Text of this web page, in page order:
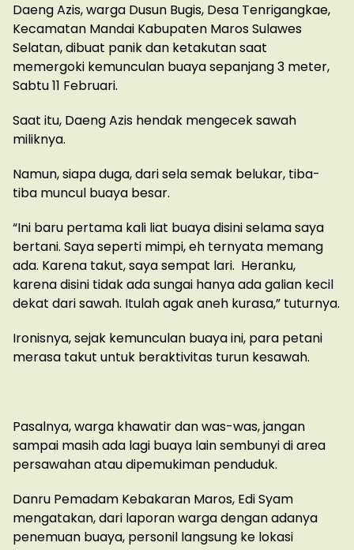
Daeng Azis, warga Dusun Bugis, Desa Tenrigangkae,
Kecamatan Mandai Kabupaten Maros Sulawes
Selatan, dibuat panik dan ketakutan saat
memergoki kemunculan buaya sepanjang 3 meter,
Sabtu 11 Februari.
Saat itu, Daeng Azis hendak mengecek sawah
miliknya.
Namun, siapa duga, dari sela semak belukar, tiba-
tiba muncul buaya besar.
“Ini baru pertama kali liat buaya disini selama saya
bertani. Saya seperti mimpi, eh ternyata memang
ada. Karena takut, saya sempat lari. Heranku,
karena disini tidak ada sungai hanya ada galian kecil
dekat dari sawah. Itulah agak aneh kurasa,” tuturnya.
Ironisnya, sejak kemunculan buaya ini, para petani
merasa takut untuk beraktivitas turun kesawah.
Pasalnya, warga khawatir dan was-was, jangan
sampai masih ada lagi buaya lain sembunyi di area
persawahan atau dipemukiman penduduk.
Danru Pemadam Kebakaran Maros, Edi Syam
mengatakan, dari laporan warga dengan adanya
penemuan buaya, personil langsung ke lokasi